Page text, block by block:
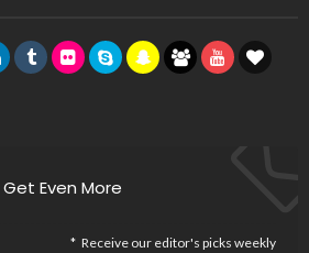
Get Even More
Receive our editor's picks weekly